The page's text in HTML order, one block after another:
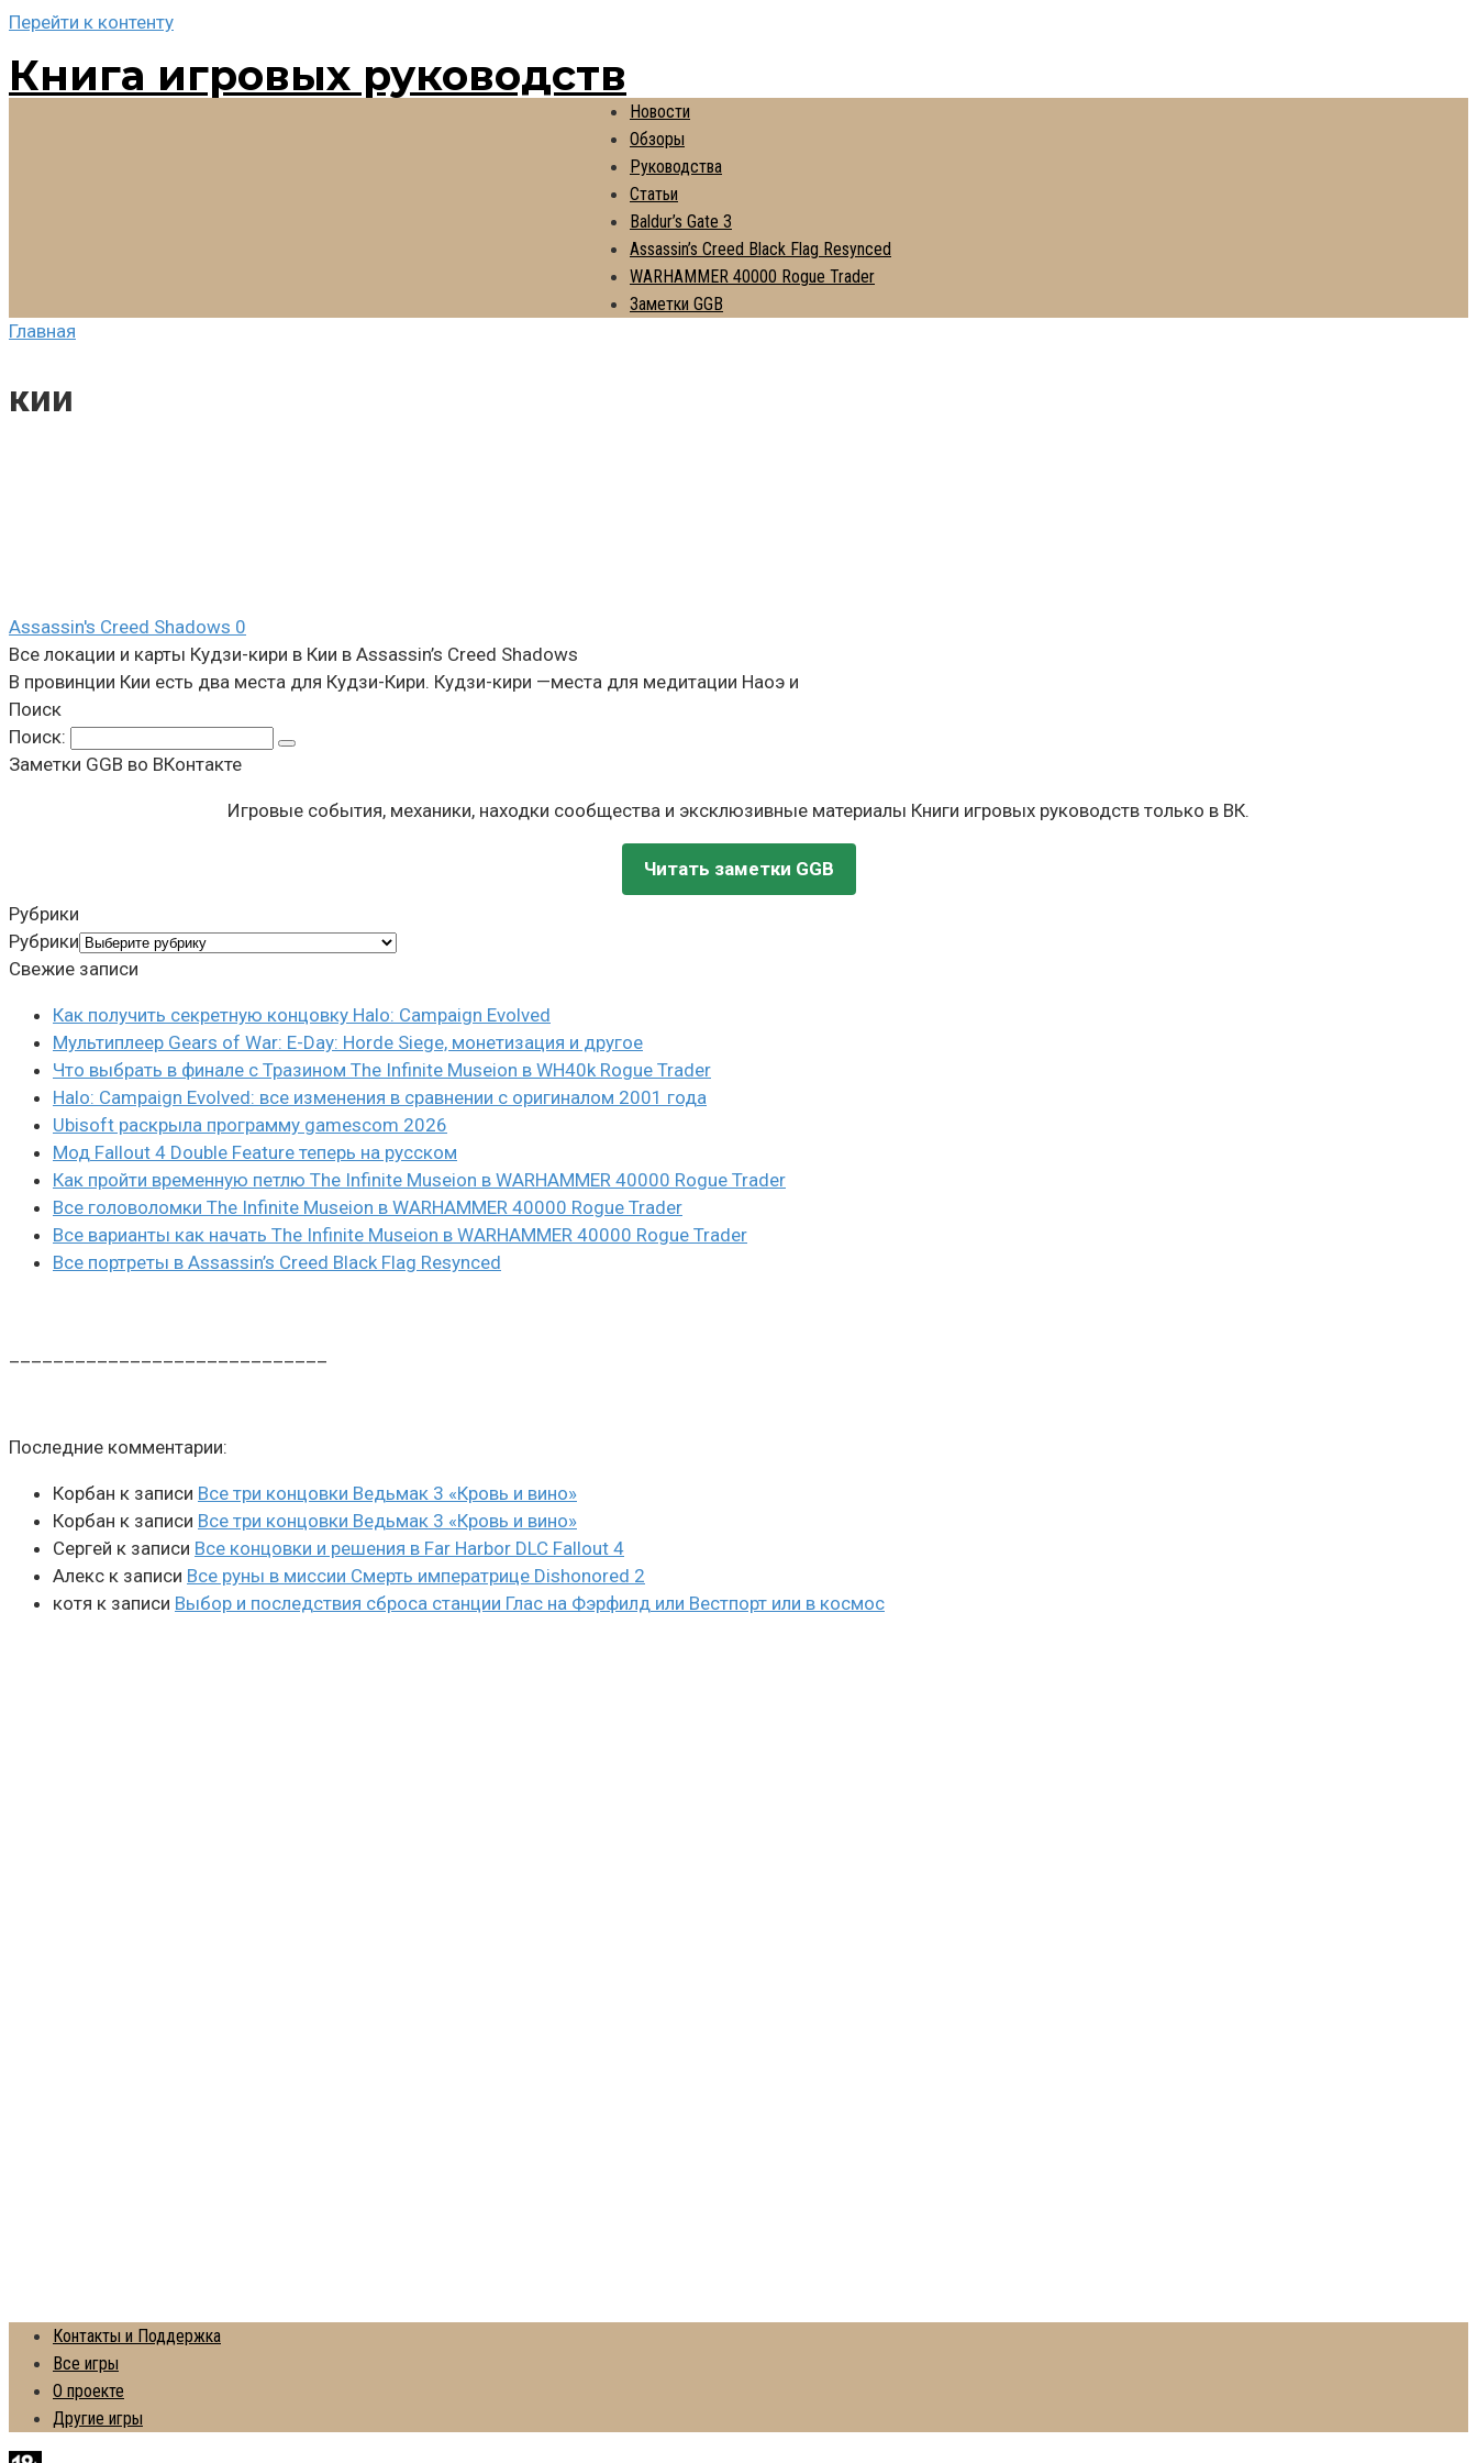
Перейти к контенту
Книга игровых руководств
Новости
Обзоры
Руководства
Статьи
Baldur’s Gate 3
Assassin’s Creed Black Flag Resynced
WARHAMMER 40000 Rogue Trader
Заметки GGB
Главная
кии
Assassin's Creed Shadows 0
Все локации и карты Кудзи-кири в Кии в Assassin’s Creed Shadows
В провинции Кии есть два места для Кудзи-Кири. Кудзи-кири —места для медитации Наоэ и
Поиск
Поиск:
Заметки GGB во ВКонтакте
Игровые события, механики, находки сообщества и эксклюзивные материалы Книги игровых руководств только в ВК.
Читать заметки GGB
Рубрики
Рубрики
Свежие записи
Как получить секретную концовку Halo: Campaign Evolved
Мультиплеер Gears of War: E-Day: Horde Siege, монетизация и другое
Что выбрать в финале с Тразином The Infinite Museion в WH40k Rogue Trader
Halo: Campaign Evolved: все изменения в сравнении с оригиналом 2001 года
Ubisoft раскрыла программу gamescom 2026
Мод Fallout 4 Double Feature теперь на русском
Как пройти временную петлю The Infinite Museion в WARHAMMER 40000 Rogue Trader
Все головоломки The Infinite Museion в WARHAMMER 40000 Rogue Trader
Все варианты как начать The Infinite Museion в WARHAMMER 40000 Rogue Trader
Все портреты в Assassin’s Creed Black Flag Resynced
Последние комментарии:
Корбан к записи Все три концовки Ведьмак 3 «Кровь и вино»
Корбан к записи Все три концовки Ведьмак 3 «Кровь и вино»
Сергей к записи Все концовки и решения в Far Harbor DLC Fallout 4
Алекс к записи Все руны в миссии Смерть императрице Dishonored 2
котя к записи Выбор и последствия сброса станции Глас на Фэрфилд или Вестпорт или в космос
Контакты и Поддержка
Все игры
О проекте
Другие игры